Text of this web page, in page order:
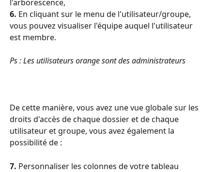
l'arborescence,
6. En cliquant sur le menu de l'utilisateur/groupe,
vous pouvez visualiser l'équipe auquel l'utilisateur
est membre.
Ps : Les utilisateurs orange sont des administrateurs
De cette manière, vous avez une vue globale sur les
droits d'accès de chaque dossier et de chaque
utilisateur et groupe, vous avez également la
possibilité de :
7. Personnaliser les colonnes de votre tableau